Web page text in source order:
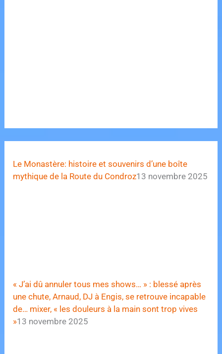
Le Monastère: histoire et souvenirs d’une boîte
mythique de la Route du Condroz13 novembre 2025
« J’ai dû annuler tous mes shows… » : blessé après
une chute, Arnaud, DJ à Engis, se retrouve incapable
de… mixer, « les douleurs à la main sont trop vives
»13 novembre 2025